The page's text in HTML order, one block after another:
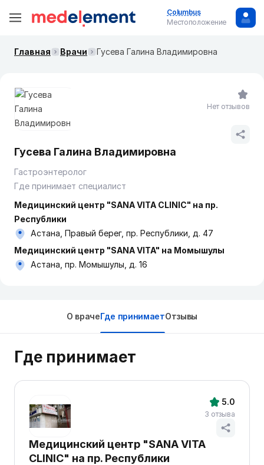
Columbus
Местоположение
Главная Врачи Гусева Галина Владимировна
Гусева Галина Владимировна
Гастроэнтеролог
Где принимает специалист
Медицинский центр "SANA VITA CLINIC" на пр.
Республики
Астана, Правый берег, пр. Республики, д. 47
Медицинский центр "SANA VITA" на Момышулы
Астана, пр. Момышулы, д. 16
Нет отзывов
О врачеГде принимаетОтзывы
Где принимает
Медицинский центр "SANA VITA
CLINIC" на пр. Республики
5.0
3 отзыва